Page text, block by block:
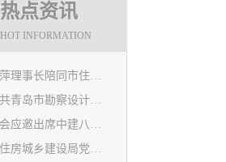
热点资讯
HOT INFORMATION
张萍理事长陪同市住房和城乡建设局赴陇南开展东西部扶贫协作工作
中共青岛市勘察设计协会党支部日前召开民主生活会
我会应邀出席中建八局四公司设计管理研究院揭牌仪式
市住房城乡建设局党组书记、局长陈勇调研市勘察设计协会及所属审图机构